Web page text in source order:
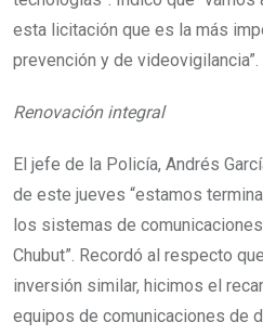
esta licitación que es la más
prevención y de videovigilancia”.
Renovación integral
El jefe de la Policía, Andrés
de este jueves “estamos
los sistemas de
Chubut”. Recordó al respecto
inversión similar, hicimos el
equipos de comunicaciones de